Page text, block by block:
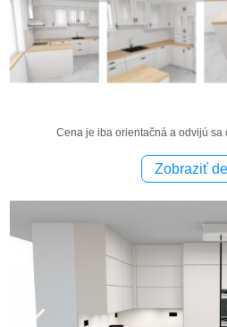
Cena je iba orientačná a odvijú sa
Zobraziť